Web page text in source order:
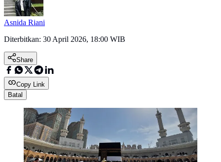
Asnida Riani
Diterbitkan: 30 April 2026, 18:00 WIB
Share
Copy Link
Batal